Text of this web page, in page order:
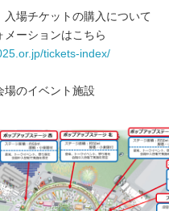
場チケットの購入について
メーションはこちら
tickets-index/
のイベント施設